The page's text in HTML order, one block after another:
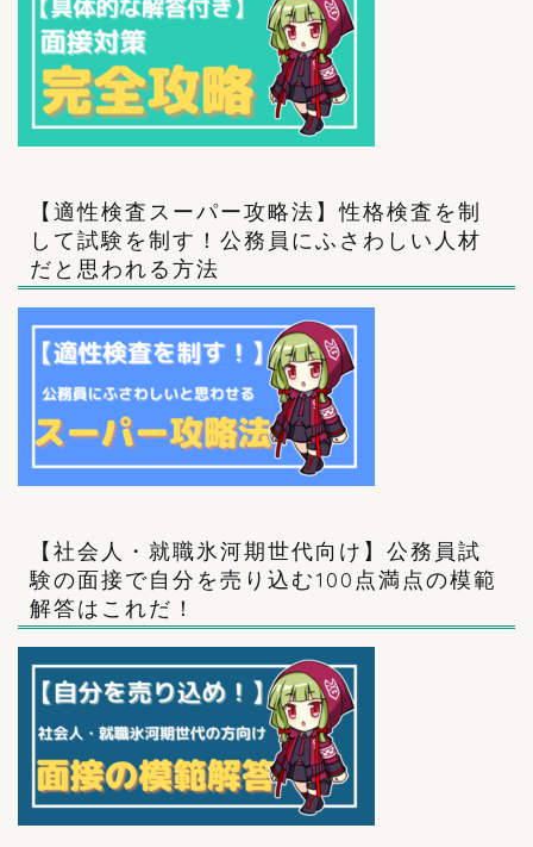
【適性検査スーパー攻略法】性格検査を制
して試験を制す！公務員にふさわしい人材
だと思われる方法
【社会人・就職氷河期世代向け】公務員試
験の面接で自分を売り込む100点満点の模範
解答はこれだ！